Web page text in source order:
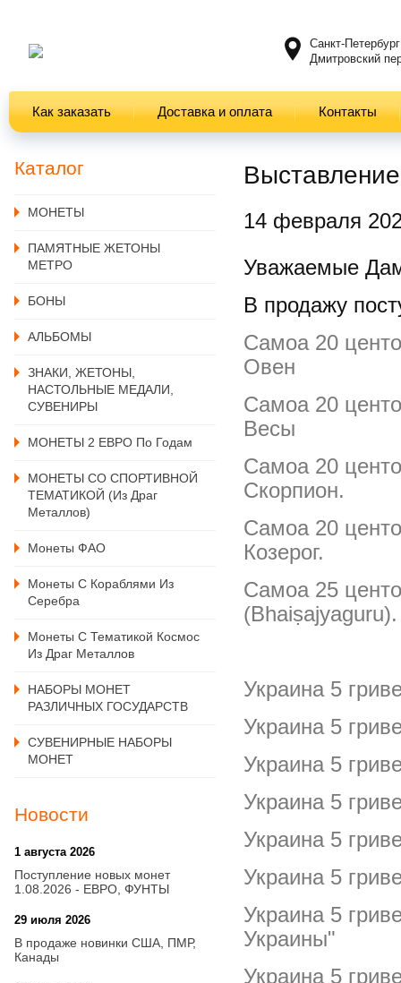
Санкт-Петербург
Дмитровский
Как заказать Доставка и оплата Контакты
Каталог
MОНЕТЫ
ПАМЯТНЫЕ ЖЕТОНЫ
МЕТРО
БОНЫ
АЛЬБОМЫ
ЗНАКИ, ЖЕТОНЫ,
НАСТОЛЬНЫЕ МЕДАЛИ,
СУВЕНИРЫ
МОНЕТЫ 2 ЕВРО По Годам
МОНЕТЫ СО СПОРТИВНОЙ
ТЕМАТИКОЙ (из Драг
Металлов)
Монеты ФАО
Монеты С Кораблями Из
Серебра
Монеты С Тематикой Космос
Из Драг Металлов
НАБОРЫ МОНЕТ
РАЗЛИЧНЫХ ГОСУДАРСТВ
СУВЕНИРНЫЕ НАБОРЫ
МОНЕТ
Новости
1 августа 2026
Поступление новых монет
1.08.2026 - ЕВРО, ФУНТЫ
29 июля 2026
В продаже новинки США, ПМР,
Канады
14 февраля
Уважаемые
В продажу
Самоа 20
Овен
Самоа 20
Весы
Самоа 20
Скорпион.
Самоа 20
Козерог.
Самоа 25
(Bhaiṣajyaguru).
Украина 5
Украина 5
Украина 5
Украина 5
Украина 5
Украина 5
Украина 5
Украины"
Украина 5